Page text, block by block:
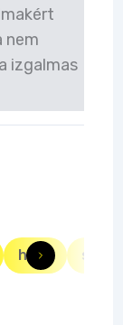
nem
izgalmas
hekk strand